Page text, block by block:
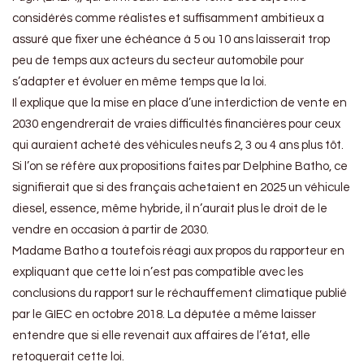
considérés comme réalistes et suffisamment ambitieux a
assuré que fixer une échéance à 5 ou 10 ans laisserait trop
peu de temps aux acteurs du secteur automobile pour
s’adapter et évoluer en même temps que la loi.
Il explique que la mise en place d’une interdiction de vente en
2030 engendrerait de vraies difficultés financières pour ceux
qui auraient acheté des véhicules neufs 2, 3 ou 4 ans plus tôt.
Si l’on se réfère aux propositions faites par Delphine Batho, ce
signifierait que si des français achetaient en 2025 un véhicule
diesel, essence, même hybride, il n’aurait plus le droit de le
vendre en occasion à partir de 2030.
Madame Batho a toutefois réagi aux propos du rapporteur en
expliquant que cette loi n’est pas compatible avec les
conclusions du rapport sur le réchauffement climatique publié
par le GIEC en octobre 2018. La députée a même laisser
entendre que si elle revenait aux affaires de l’état, elle
retoquerait cette loi.